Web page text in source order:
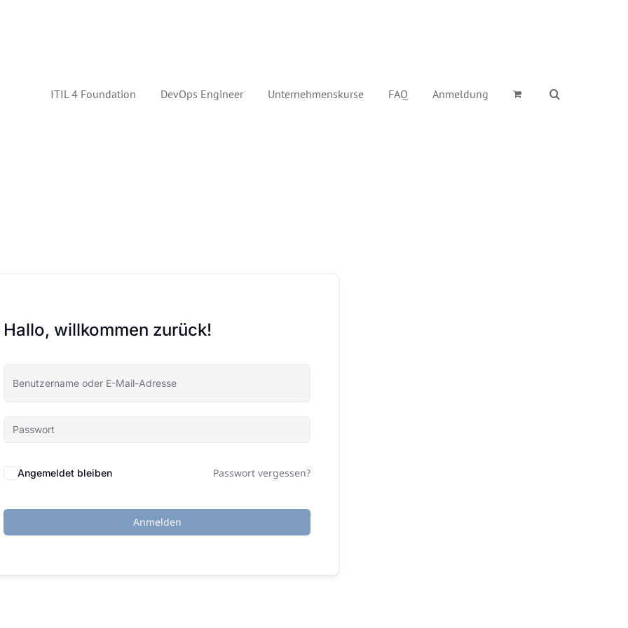
ITIL 4 Foundation DevOps Engineer Unternehmenskurse FAQ Anmeldung
Hallo, willkommen zurück!
Angemeldet bleiben Passwort vergessen?
Anmelden